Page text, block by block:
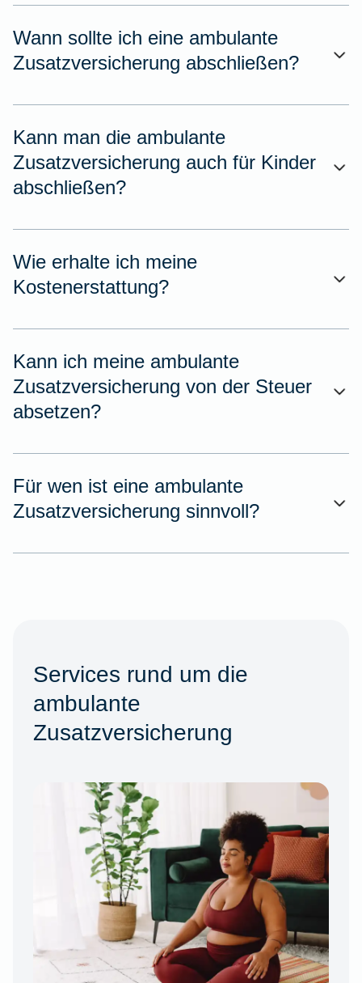
Wann sollte ich eine ambulante
Zusatzversicherung abschließen?
Kann man die ambulante
Zusatzversicherung auch für Kinder
abschließen?
Wie erhalte ich meine
Kostenerstattung?
Kann ich meine ambulante
Zusatzversicherung von der Steuer
absetzen?
Für wen ist eine ambulante
Zusatzversicherung sinnvoll?
Services rund um die
ambulante
Zusatzversicherung